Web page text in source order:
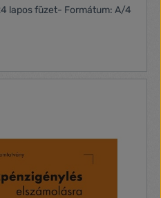
lapos füzet- Formátum: A/4